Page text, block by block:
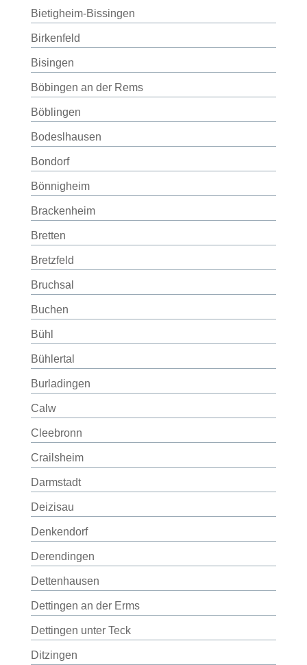
Bietigheim-Bissingen
Birkenfeld
Bisingen
Böbingen an der Rems
Böblingen
Bodeslhausen
Bondorf
Bönnigheim
Brackenheim
Bretten
Bretzfeld
Bruchsal
Buchen
Bühl
Bühlertal
Burladingen
Calw
Cleebronn
Crailsheim
Darmstadt
Deizisau
Denkendorf
Derendingen
Dettenhausen
Dettingen an der Erms
Dettingen unter Teck
Ditzingen